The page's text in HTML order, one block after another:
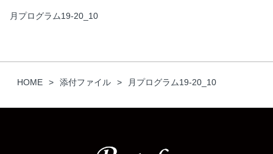
月プログラム19-20_10
HOME 添付ファイル 月プログラム19-20_10